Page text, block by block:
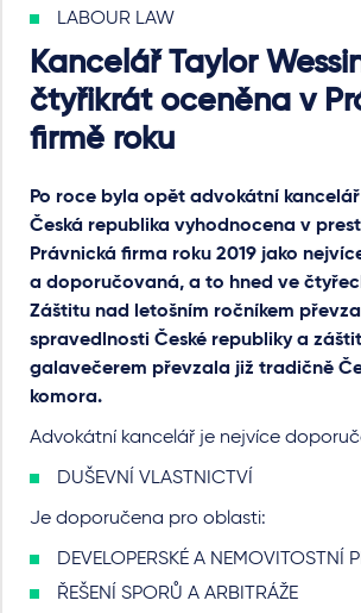
LABOUR LAW
Kancelář Taylor
čtyřikrát oceněna v
firmě roku
Po roce byla opět advokátní kancelář
Česká republika vyhodnocena v
Právnická firma roku 2019 jako
a doporučovaná, a to hned ve
Záštitu nad letošním ročníkem
spravedlnosti České republiky a
galavečerem převzala již tradičně
komora.
Advokátní kancelář je nejvíce
DUŠEVNÍ VLASTNICTVÍ
Je doporučena pro oblasti:
DEVELOPERSKÉ A NEMOVITOSTNÍ
ŘEŠENÍ SPORŮ A ARBITRÁŽE